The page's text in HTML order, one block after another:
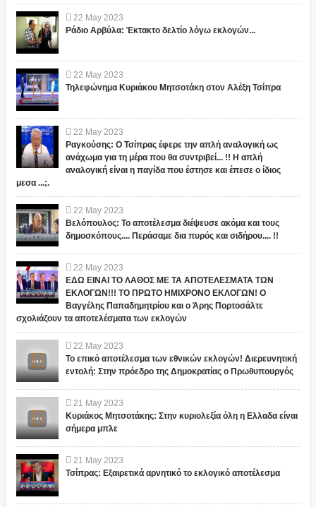
22 May 2023
Ράδιο Αρβύλα: Έκτακτο δελτίο λόγω εκλογών...
22 May 2023
Τηλεφώνημα Κυριάκου Μητσοτάκη στον Αλέξη Τσίπρα
22 May 2023
Ραγκούσης: Ο Τσίπρας έφερε την απλή αναλογική ως
ανάχωμα για τη μέρα που θα συντριβεί... !! Η απλή
αναλογική είναι η παγίδα που έστησε και έπεσε ο ίδιος
μεσα ...;.
22 May 2023
Βελόπουλος: Το αποτέλεσμα διέψευσε ακόμα και τους
δημοσκόπους.... Περάσαμε δια πυρός και σιδήρου.... !!
22 May 2023
ΕΔΩ ΕΙΝΑΙ ΤΟ ΛΑΘΟΣ ΜΕ ΤΑ ΑΠΟΤΕΛΕΣΜΑΤΑ ΤΩΝ
ΕΚΛΟΓΩΝ!!! ΤΟ ΠΡΩΤΟ ΗΜΙΧΡΟΝΟ ΕΚΛΟΓΩΝ! Ο
Βαγγέλης Παπαδημητρίου και ο Άρης Πορτοσάλτε
σχολιάζουν τα αποτελέσματα των εκλογών
22 May 2023
Το επικό αποτέλεσμα των εθνικών εκλογών! Διερευνητική
εντολή: Στην πρόεδρο της Δημοκρατίας ο Πρωθυπουργός
21 May 2023
Κυριάκος Μητσοτάκης: Στην κυριολεξία όλη η Ελλαδα είναι
σήμερα μπλε
21 May 2023
Τσίπρας: Εξαιρετικά αρνητικό το εκλογικό αποτέλεσμα